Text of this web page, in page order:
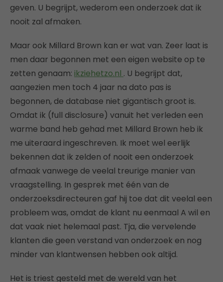
geven. U begrijpt, wederom een onderzoek dat ik
nooit zal afmaken.
Maar ook Millard Brown kan er wat van. Zeer laat is
men daar begonnen met een eigen website op te
zetten genaam: ikziehetzo.nl . U begrijpt dat,
aangezien men toch 4 jaar na dato pas is
begonnen, de database niet gigantisch groot is.
Omdat ik (full disclosure) vanuit het verleden een
warme band heb gehad met Millard Brown heb ik
me uiteraard ingeschreven. Ik moet wel eerlijk
bekennen dat ik zelden of nooit een onderzoek
afmaak vanwege de veelal treurige manier van
vraagstelling. In gesprek met één van de
onderzoeksdirecteuren gaf hij toe dat dit veelal een
probleem was, omdat de klant nu eenmaal A wil en
dat vaak niet helemaal past. Tja, die vervelende
klanten die geen verstand van onderzoek en nog
minder van klantwensen hebben ook altijd.
Het is triest gesteld met de wereld van het